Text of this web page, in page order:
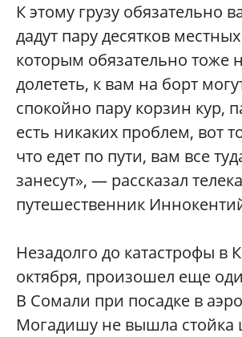
К этому грузу обязательно
дадут пару десятков
которым обязательно тоже
долететь, к вам на борт
спокойно пару корзин кур,
есть никаких проблем, вот
что едет по пути, вам все
занесут», — рассказал
путешественник
Незадолго до катастрофы в
октября, произошел еще
В Сомали при посадке в
Могадишу не вышла стойка